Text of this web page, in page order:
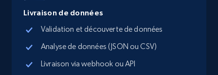
TikTok Shop - Collect TikTok shop products
by keywords search
URL, Title, Available, Description, Currency, Initial
price, Final price, Discount percent, and more.
Livraison de données
Validation et découverte de données
Analyse de données (JSON ou CSV)
Livraison via webhook ou API